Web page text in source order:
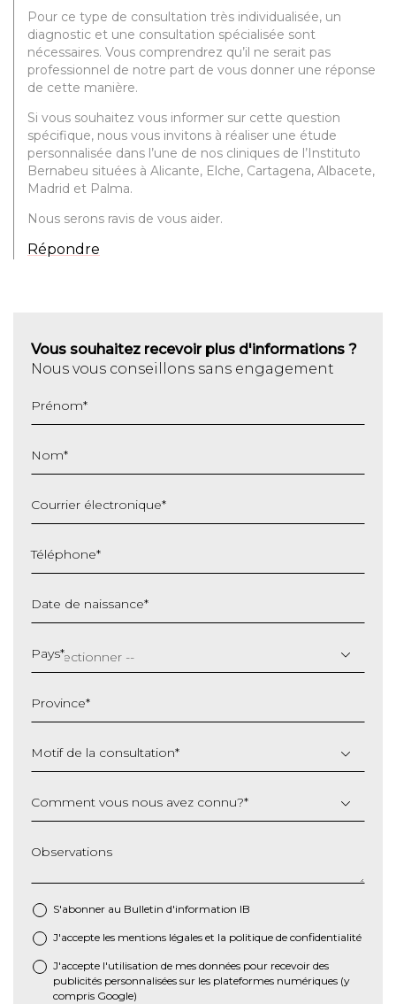
Pour ce type de consultation très individualisée, un
diagnostic et une consultation spécialisée sont
nécessaires. Vous comprendrez qu’il ne serait pas
professionnel de notre part de vous donner une réponse
de cette manière.
Si vous souhaitez vous informer sur cette question
spécifique, nous vous invitons à réaliser une étude
personnalisée dans l’une de nos cliniques de l’Instituto
Bernabeu situées à Alicante, Elche, Cartagena, Albacete,
Madrid et Palma.
Nous serons ravis de vous aider.
Répondre
Vous souhaitez recevoir plus d'informations ?
Nous vous conseillons sans engagement
Prénom*
Nom*
Courrier électronique*
Téléphone*
Date de naissance*
slash
MM
AAAA
Pays*
Province*
Motif de la consultation*
Comment vous nous avez connu?*
Observations
S'abonner au Bulletin d'information IB
* J'accepte les mentions légales et la politique de confidentialité
J'accepte l'utilisation de mes données pour recevoir des
publicités personnalisées sur les plateformes numériques (y
compris Google)